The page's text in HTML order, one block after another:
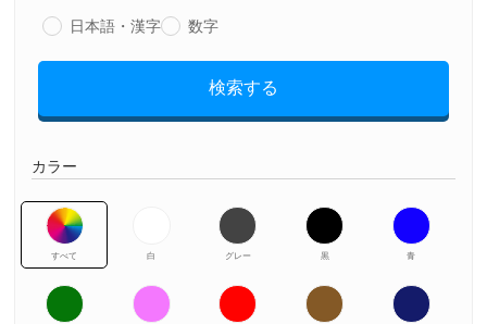
日本語・漢字 数字
検索する
カラー
すべて 白 グレー 黒 青